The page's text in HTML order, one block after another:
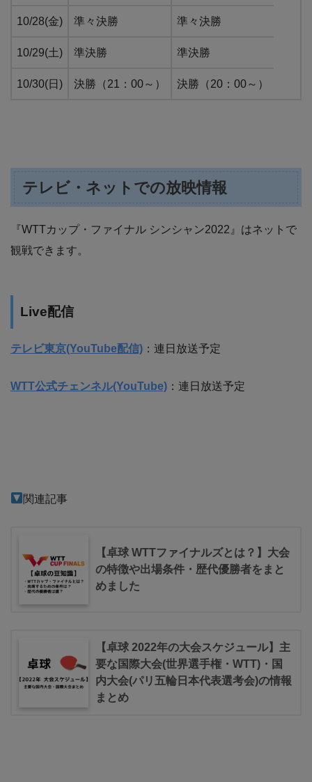
10/28(金) 準々決勝 準々決勝
10/29(土) 準決勝 準決勝
10/30(日) 決勝（21：00～） 決勝（20：00～）
テレビ・ネットでの放映情報
『WTTカップ・ファイナル シンシャン2022』はネットで
観戦できます。
Live配信
テレビ東京(YouTube配信) ：連日放送予定
WTT公式チェンネル(YouTube) ：連日放送予定
関連記事
【卓球 WTTファイナルズとは？】大会
の特徴や出場条件・歴代優勝者をまと
めました
【卓球 2022年の大会スケジュール】主
要な国際大会(世界選手権・WTT)・国
内大会(パリ五輪日本代表選考会)の情報
まとめ